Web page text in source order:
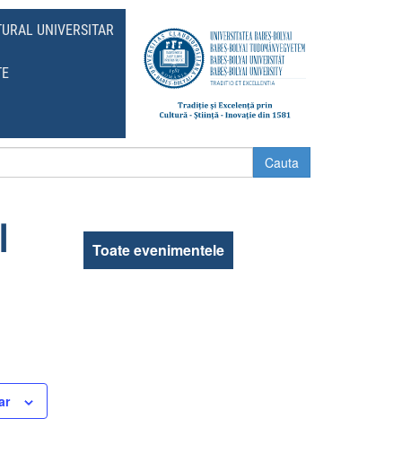
UNIVERSITAR
Toate evenimentele